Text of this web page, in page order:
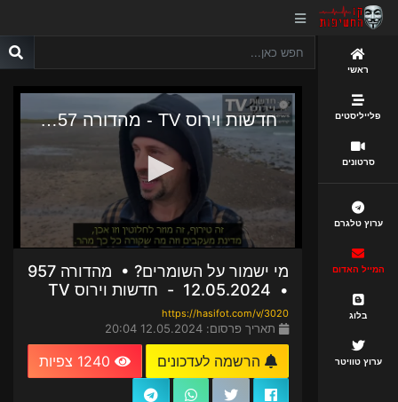
ראשי
פלייליסטים
סרטונים
ערוץ טלגרם
המייל האדום
בלוג
ערוץ טוויטר
מי ישמור על השומרים? • מהדורה 957
• 12.05.2024 - חדשות וירוס TV
https://hasifot.com/v/3020
תאריך פרסום: 12.05.2024 20:04
הרשמה לעדכונים